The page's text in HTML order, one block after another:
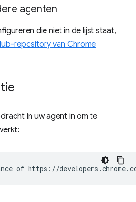
agenten
die niet in de lijst staat,
repository van Chrome
in uw agent in om te